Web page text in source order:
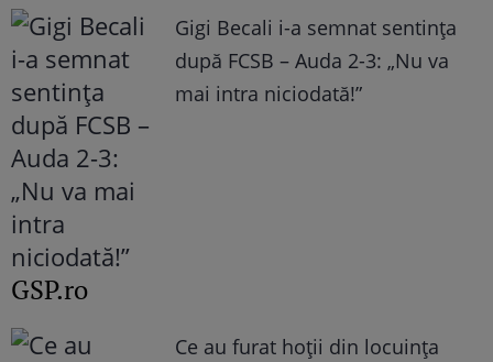
Gigi Becali i-a semnat sentința
după FCSB – Auda 2-3: „Nu va
mai intra niciodată!”
GSP.ro
Ce au furat hoții din locuința